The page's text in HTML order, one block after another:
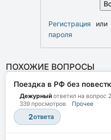
Регистрация или
пароля
ПОХОЖИЕ ВОПРОСЫ
Поездка в РФ без
Дежурный ответил на вопрос
339 просмотров
Прочее
2ответа